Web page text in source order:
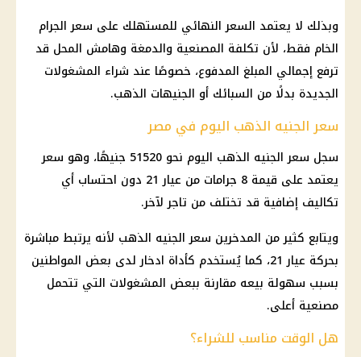
وبذلك لا يعتمد السعر النهائي للمستهلك على سعر الجرام
الخام فقط، لأن تكلفة المصنعية والدمغة وهامش المحل قد
ترفع إجمالي المبلغ المدفوع، خصوصًا عند شراء المشغولات
الجديدة بدلًا من السبائك أو الجنيهات الذهب.
سعر الجنيه الذهب اليوم في مصر
سجل سعر الجنيه الذهب اليوم
نحو 51520 جنيهًا، وهو سعر
يعتمد على قيمة 8 جرامات من
عيار 21
دون احتساب أي
تكاليف إضافية قد تختلف من تاجر لآخر.
ويتابع كثير من المدخرين سعر الجنيه الذهب لأنه يرتبط مباشرة
بحركة عيار 21
، كما يُستخدم كأداة ادخار لدى بعض المواطنين
بسبب سهولة بيعه مقارنة ببعض المشغولات التي تتحمل
مصنعية أعلى.
هل الوقت مناسب للشراء؟